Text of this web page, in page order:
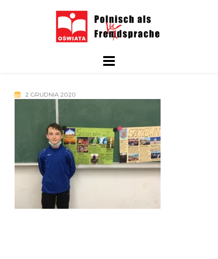
2 GRUDNIA 2020